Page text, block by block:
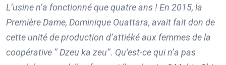
L’usine n’a fonctionné que quatre ans ! En 2015, la
Première Dame, Dominique Ouattara, avait fait don de
cette unité de production d’attiéké aux femmes de la
coopérative ‘’ Dzeu ka zeu’’. Qu’est-ce qui n’a pas